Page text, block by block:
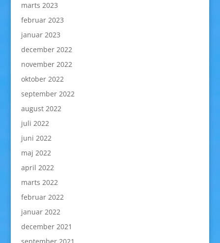
marts 2023
februar 2023
januar 2023
december 2022
november 2022
oktober 2022
september 2022
august 2022
juli 2022
juni 2022
maj 2022
april 2022
marts 2022
februar 2022
januar 2022
december 2021